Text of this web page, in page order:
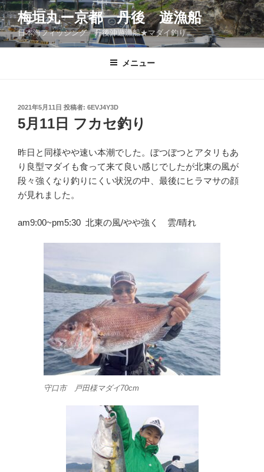
コ
ン
テ
ン
梅垣丸ー京都 丹後 遊漁船
日本海フィッシング 丹後沖遊漁船★マダイ釣り
メニュー
投
稿
日:
2021年5月11日 投稿者: 6EVJ4Y3D
5月11日 フカセ釣り
昨日と同様やや速い本潮でした。ぼつぼつとアタリもあ
り良型マダイも食って来て良い感じでしたが北東の風が
段々強くなり釣りにくい状況の中、最後にヒラマサの顔
が見れました。
am9:00~pm5:30 北東の風/やや強く 雲/晴れ
守口市 戸田様マダイ70cm